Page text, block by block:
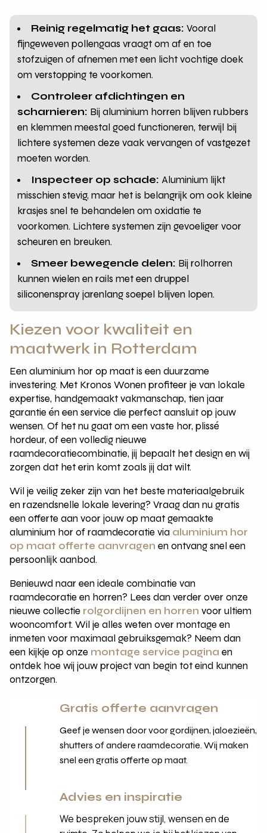
Reinig regelmatig het gaas: Vooral
fijngeweven pollengaas vraagt om af en toe
stofzuigen of afnemen met een licht vochtige doek
om verstopping te voorkomen.
Controleer afdichtingen en
scharnieren: Bij aluminium horren blijven rubbers
en klemmen meestal goed functioneren, terwijl bij
lichtere systemen deze vaak vervangen of vastgezet
moeten worden.
Inspecteer op schade: Aluminium lijkt
misschien stevig, maar het is belangrijk om ook kleine
krasjes snel te behandelen om oxidatie te
voorkomen. Lichtere systemen zijn gevoeliger voor
scheuren en breuken.
Smeer bewegende delen: Bij rolhorren
kunnen wielen en rails met een druppel
siliconenspray jarenlang soepel blijven lopen.
Kiezen voor kwaliteit en
maatwerk in Rotterdam
Een aluminium hor op maat is een duurzame
investering. Met Kronos Wonen profiteer je van lokale
expertise, handgemaakt vakmanschap, tien jaar
garantie én een service die perfect aansluit op jouw
wensen. Of het nu gaat om een vaste hor, plissé
hordeur, of een volledig nieuwe
raamdecoratiecombinatie, jij bepaalt het design en wij
zorgen dat het erin komt zoals jij dat wilt.
Wil je veilig zeker zijn van het beste materiaalgebruik
en razendsnelle lokale levering? Vraag dan nu gratis
een offerte aan voor jouw op maat gemaakte
aluminium hor of raamdecoratie via aluminium hor
op maat offerte aanvragen en ontvang snel een
persoonlijk aanbod.
Benieuwd naar een ideale combinatie van
raamdecoratie en horren? Lees dan verder over onze
nieuwe collectie rolgordijnen en horren voor ultiem
wooncomfort. Wil je alles weten over montage en
inmeten voor maximaal gebruiksgemak? Neem dan
een kijkje op onze montage service pagina en
ontdek hoe wij jouw project van begin tot eind kunnen
ontzorgen.
Gratis offerte aanvragen
Geef je wensen door voor gordijnen, jaloezieën,
shutters of andere raamdecoratie. Wij maken
snel een gratis offerte op maat.
Advies en inspiratie
We bespreken jouw stijl, wensen en de